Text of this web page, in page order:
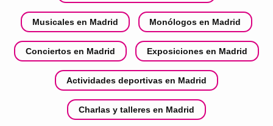
Musicales en Madrid Monólogos en Madrid
Conciertos en Madrid Exposiciones en Madrid
Actividades deportivas en Madrid
Charlas y talleres en Madrid